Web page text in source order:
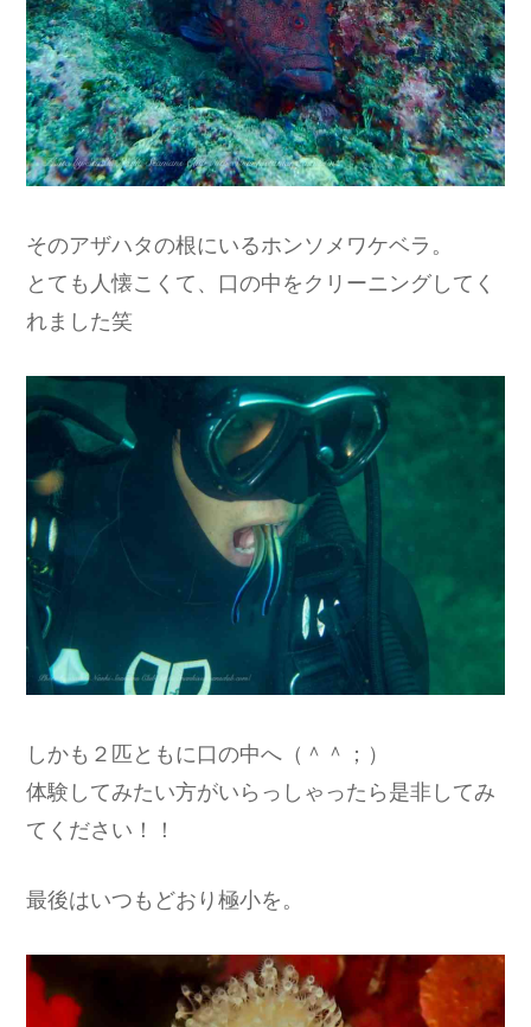
そのアザハタの根にいるホンソメワケベラ。
とても人懐こくて、口の中をクリーニングしてく
れました笑
しかも２匹ともに口の中へ（＾＾；）
体験してみたい方がいらっしゃったら是非してみ
てください！！
最後はいつもどおり極小を。